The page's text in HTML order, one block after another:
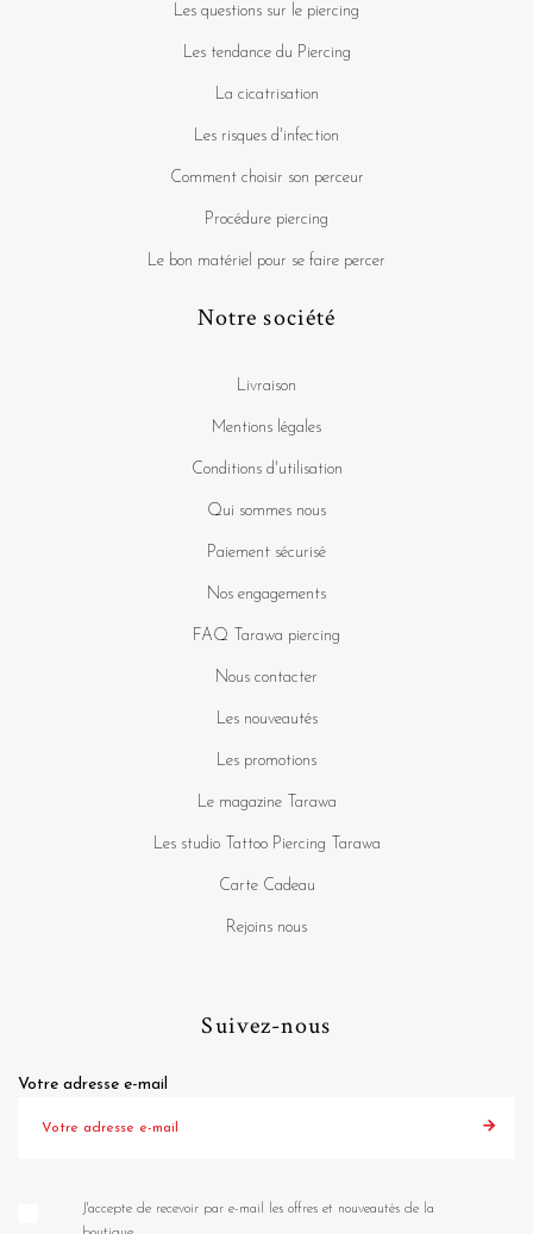
Les questions sur le piercing
Les tendance du Piercing
La cicatrisation
Les risques d'infection
Comment choisir son perceur
Procédure piercing
Le bon matériel pour se faire percer
Notre société
Livraison
Mentions légales
Conditions d'utilisation
Qui sommes nous
Paiement sécurisé
Nos engagements
FAQ Tarawa piercing
Nous contacter
Les nouveautés
Les promotions
Le magazine Tarawa
Les studio Tattoo Piercing Tarawa
Carte Cadeau
Rejoins nous
Suivez-nous
Votre adresse e-mail
J'accepte de recevoir par e-mail les offres et nouveautés de la